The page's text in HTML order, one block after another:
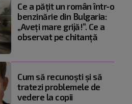
Ce a pățit un român într-o
benzinărie din Bulgaria:
„Aveți mare grijă!”. Ce a
observat pe chitanță
Cum să recunoști și să
tratezi problemele de
vedere la copii